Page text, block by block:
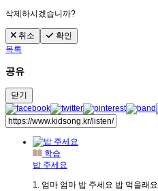
삭제하시겠습니까?
취소
확인
목록
공유
닫기
학습
밥 주세요
1. 엄마 엄마 밥 주세요 밥 먹을래요